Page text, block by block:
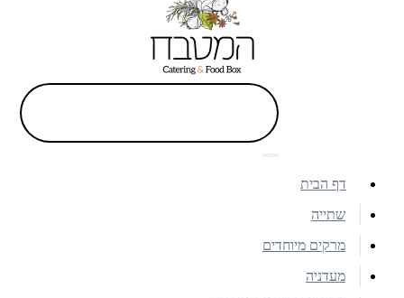
דף הבית
שתייה
מרקים מיוחדים
מעדניה